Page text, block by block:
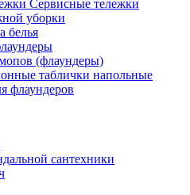
Сервисные тележки
уборки
белья
(флаундеры)
таблички напольные
флаундеров
сантехники